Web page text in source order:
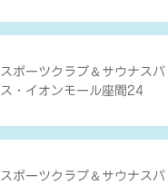
スポーツクラブ ＆ サウナス
ス・イオンモール座間24
スポーツクラブ ＆ サウナス